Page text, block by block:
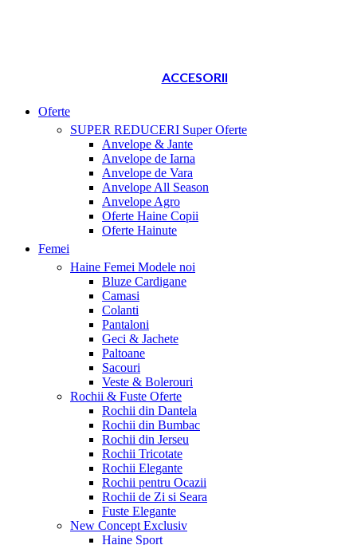
ACCESORII
Oferte
SUPER REDUCERI Super Oferte
Anvelope & Jante
Anvelope de Iarna
Anvelope de Vara
Anvelope All Season
Anvelope Agro
Oferte Haine Copii
Oferte Hainute
Femei
Haine Femei Modele noi
Bluze Cardigane
Camasi
Colanti
Pantaloni
Geci & Jachete
Paltoane
Sacouri
Veste & Bolerouri
Rochii & Fuste Oferte
Rochii din Dantela
Rochii din Bumbac
Rochii din Jerseu
Rochii Tricotate
Rochii Elegante
Rochii pentru Ocazii
Rochii de Zi si Seara
Fuste Elegante
New Concept Exclusiv
Haine Sport